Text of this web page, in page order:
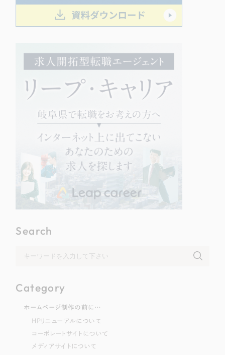
Search
Category
ホームページ制作の前に…
HPリニューアルについて
コーポレートサイトについて
メディアサイトについて